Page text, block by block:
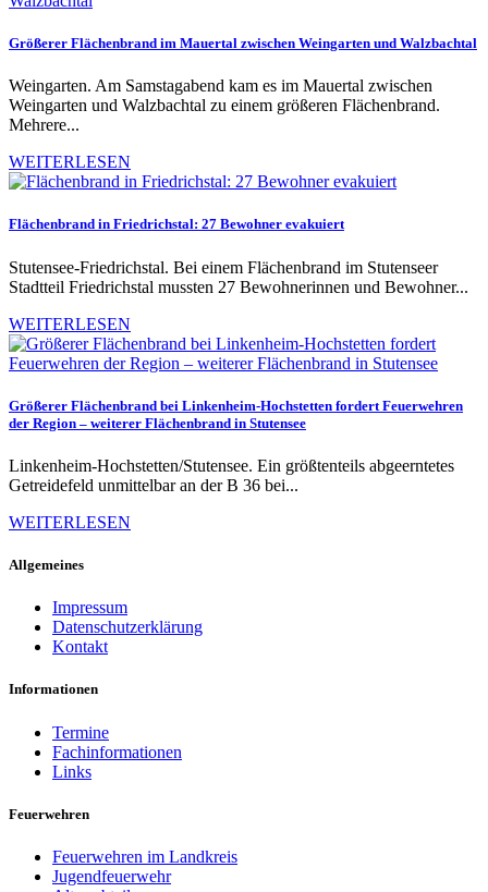
Größerer Flächenbrand im Mauertal zwischen Weingarten und Walzbachtal
Weingarten. Am Samstagabend kam es im Mauertal zwischen
Weingarten und Walzbachtal zu einem größeren Flächenbrand.
Mehrere...
WEITERLESEN
Flächenbrand in Friedrichstal: 27 Bewohner evakuiert
Stutensee-Friedrichstal. Bei einem Flächenbrand im Stutenseer
Stadtteil Friedrichstal mussten 27 Bewohnerinnen und Bewohner...
WEITERLESEN
Größerer Flächenbrand bei Linkenheim-Hochstetten fordert Feuerwehren
der Region – weiterer Flächenbrand in Stutensee
Linkenheim-Hochstetten/Stutensee. Ein größtenteils abgeerntetes
Getreidefeld unmittelbar an der B 36 bei...
WEITERLESEN
Allgemeines
Impressum
Datenschutzerklärung
Kontakt
Informationen
Termine
Fachinformationen
Links
Feuerwehren
Feuerwehren im Landkreis
Jugendfeuerwehr